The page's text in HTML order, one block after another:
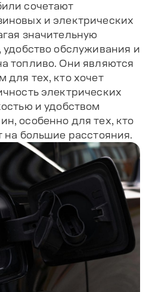
сочетают
и электрических
значительную
удобство обслуживания и
топливо. Они являются
тех, кто хочет
электрических
и удобством
особенно для тех, кто
на большие расстояния.